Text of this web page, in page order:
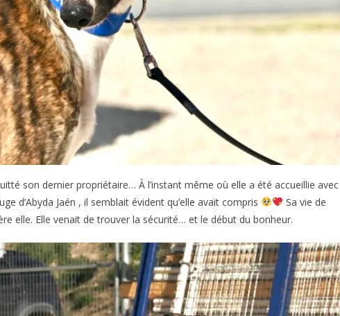
son dernier propriétaire… À l’instant même où elle a été accueillie avec
d’Abyda Jaén , il semblait évident qu’elle avait compris
Sa vie de
elle. Elle venait de trouver la sécurité… et le début du bonheur.